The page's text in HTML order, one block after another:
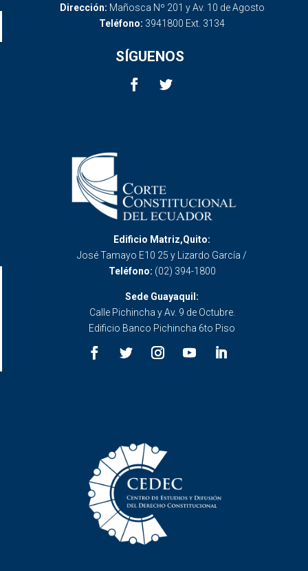
Dirección: Mañosca Nº 201 y Av. 10 de Agosto
Teléfono: 3941800 Ext. 3134
SÍGUENOS
Edificio Matriz,Quito:
José Tamayo E10 25 y Lizardo García /
Teléfono: (02) 394-1800
Sede Guayaquil:
Calle Pichincha y Av. 9 de Octubre.
Edificio Banco Pichincha 6to Piso